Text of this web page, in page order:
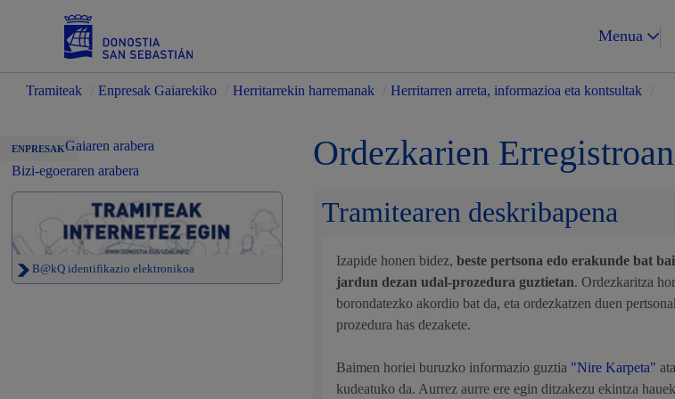
Menua
Zerbitzuak
Errolda eta gai pertsonalak
Tramiteak Enpresak Gaiarekiko Herritarrekin harremanak Herritarren arreta, informazioa eta kontsultak
ENPRESAKGaiaren arabera
Bizi-egoeraren arabera
B@kQ identifikazio elektronikoa
Ordezkarien
Tramitearen deskribapena
Izapide honen bidez, beste pertsona edo erakunde bat
jardun dezan udal-prozedura guztietan. Ordezkaritza
borondatezko akordio bat da, eta ordezkatzen duen
prozedura has dezakete.
Baimen horiei buruzko informazio guztia "Nire Karpeta"
kudeatuko da. Aurrez aurre ere egin ditzakezu ekintza